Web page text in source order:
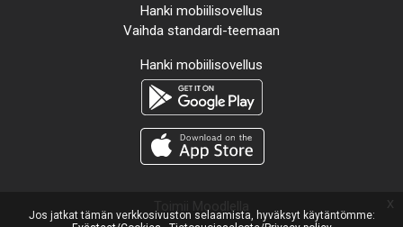
Jos jatkat tämän verkkosivuston selaamista, hyväksyt käytäntömme:
x
Hanki mobiilisovellus
Vaihda standardi-teemaan
Hanki mobiilisovellus
Moodlella